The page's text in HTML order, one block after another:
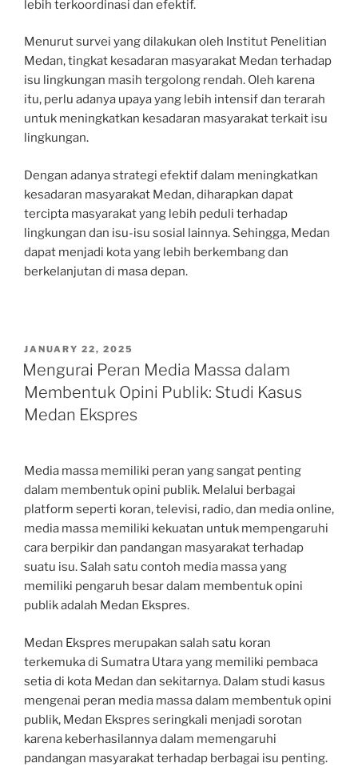
lebih terkoordinasi dan efektif.
Menurut survei yang dilakukan oleh Institut Penelitian
Medan, tingkat kesadaran masyarakat Medan terhadap
isu lingkungan masih tergolong rendah. Oleh karena
itu, perlu adanya upaya yang lebih intensif dan terarah
untuk meningkatkan kesadaran masyarakat terkait isu
lingkungan.
Dengan adanya strategi efektif dalam meningkatkan
kesadaran masyarakat Medan, diharapkan dapat
tercipta masyarakat yang lebih peduli terhadap
lingkungan dan isu-isu sosial lainnya. Sehingga, Medan
dapat menjadi kota yang lebih berkembang dan
berkelanjutan di masa depan.
POSTED
ON
JANUARY 22, 2025
Mengurai Peran Media Massa dalam
Membentuk Opini Publik: Studi Kasus
Medan Ekspres
Media massa memiliki peran yang sangat penting
dalam membentuk opini publik. Melalui berbagai
platform seperti koran, televisi, radio, dan media online,
media massa memiliki kekuatan untuk mempengaruhi
cara berpikir dan pandangan masyarakat terhadap
suatu isu. Salah satu contoh media massa yang
memiliki pengaruh besar dalam membentuk opini
publik adalah Medan Ekspres.
Medan Ekspres merupakan salah satu koran
terkemuka di Sumatra Utara yang memiliki pembaca
setia di kota Medan dan sekitarnya. Dalam studi kasus
mengenai peran media massa dalam membentuk opini
publik, Medan Ekspres seringkali menjadi sorotan
karena keberhasilannya dalam memengaruhi
pandangan masyarakat terhadap berbagai isu penting.